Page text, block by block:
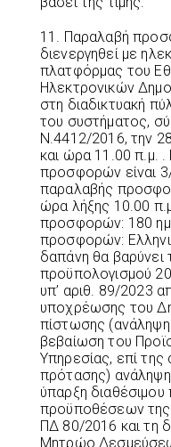
11. Παραλαβή
διενεργηθεί με
πλατφόρμας του
Ηλεκτρονικών
στη διαδικτυακή
του συστήματος,
Ν.4412/2016, την
και ώρα 11.00 π.μ.
προσφορών είναι
παραλαβής
ώρα λήξης 10.00
προσφορών: 180
προσφορών:
δαπάνη θα
προϋπολογισμού
υπ’ αριθ. 89/2023
υποχρέωσης του
πίστωσης
βεβαίωση του
Υπηρεσίας, επί
πρότασης)
ύπαρξη
προϋποθέσεων
ΠΔ 80/2016 και τη
Μητρώο